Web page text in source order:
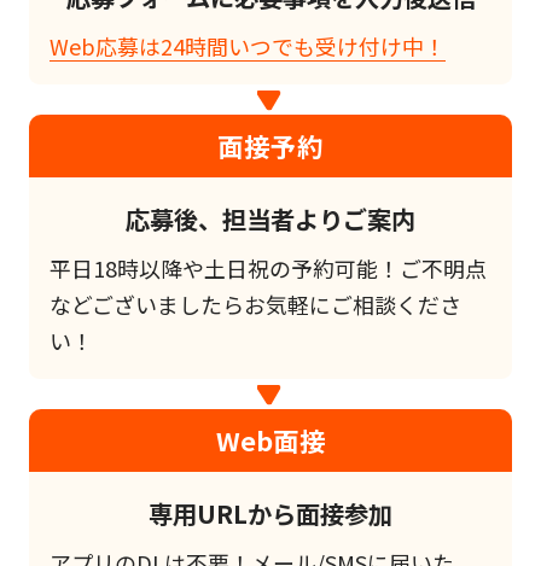
Web応募は24時間いつでも受け付け中！
面接予約
応募後、担当者よりご案内
平日18時以降や土日祝の予約可能！ご不明点
などございましたらお気軽にご相談くださ
い！
Web面接
専用URLから面接参加